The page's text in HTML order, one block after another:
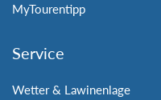
MyTourentipp
Service
Wetter & Lawinenlage